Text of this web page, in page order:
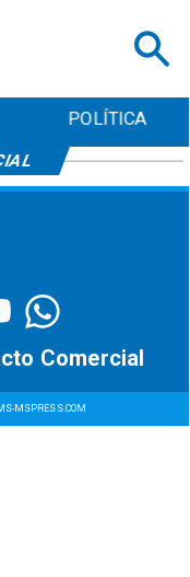
POLÍTICA
MSPRESS.COM
Comercial